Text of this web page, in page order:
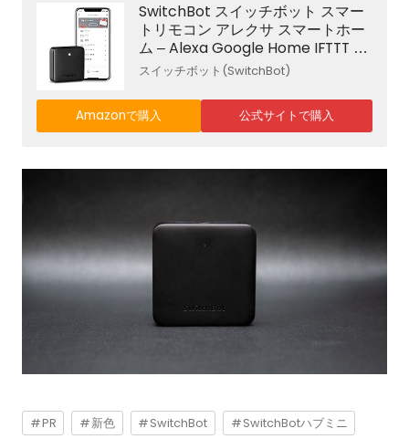
SwitchBot スイッチボット スマー
トリモコン アレクサ スマートホー
ム – Alexa Google Home IFTTT イ
フト Siri SmartThings LINE Clova
スイッチボット(SwitchBot)
Amazonで購入 公式サイトで購入
PR 新色 SwitchBot SwitchBotハブミニ